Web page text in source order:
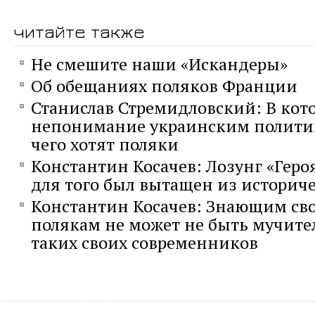
читайте также
Не смешите наши «Искандеры»
Об обещаниях поляков Франции
Станислав Стремидловский: В
непонимание украинским
чего хотят поляки
Константин Косачев: Лозунг
для того был вытащен из
Константин Косачев: Знающим
полякам не может не быть
таких своих современников